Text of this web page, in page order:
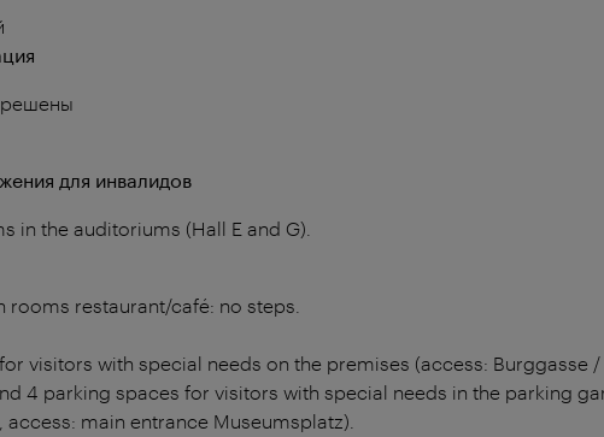
для инвалидов
in the auditoriums (Hall E and G).
rooms restaurant/café: no steps.
visitors with special needs on the premises (access: Burggasse
4 parking spaces for visitors with special needs in the parking
access: main entrance Museumsplatz).